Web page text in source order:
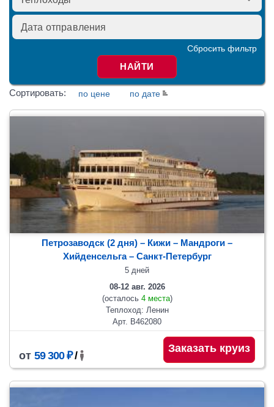
Сбросить фильтр
НАЙТИ
Сортировать: по цене по дате
Петрозаводск (2 дня) – Кижи – Мандроги –
Хийденсельга – Санкт-Петербург
5 дней
08-12 авг. 2026
(осталось 4 места)
Теплоход: Ленин
Арт. В462080
от 59 300 ₽/
Заказать круиз